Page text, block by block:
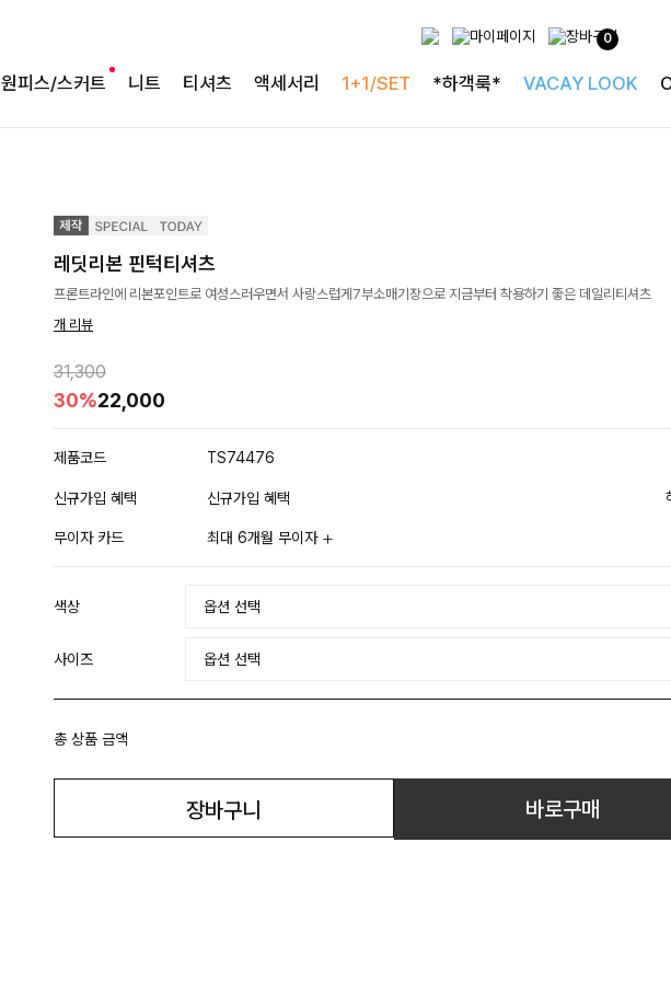
0
원피스/스커트 니트 티셔츠 액세서리 1+1/SET *하객룩* VACAY LOOK
레딧리본 핀턱티셔츠
프론트라인에 리본포인트로 여성스러우면서 사랑스럽게7부소매기장으로 지금부터 착용하기 좋은 데일리티셔츠
개 리뷰
31,300
30%22,000
제품코드 TS74476
신규가입 혜택 신규가입 혜택
무이자 카드 최대 6개월 무이자
색상
사이즈
총 상품 금액
장바구니 바로구매